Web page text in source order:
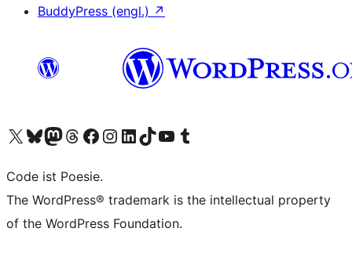
BuddyPress (engl.) ↗
Das X-Konto (früher Twitter) von WordPress.org besuchen
Das Bluesky-Konto von WordPress.org besuchen
Das Mastodon-Konto von WordPress.org besuchen
Das Threads-Konto von WordPress.org besuchen
Die Facebook-Seite von WordPress.org besuchen
Das Instagram-Konto von WordPress.org besuchen
Das LinkedIn-Konto von WordPress.org besuchen
Das TikTok-Konto von WordPress.org besuchen
Den YouTube-Kanal von WordPress.org besuchen
Das Tumblr-Konto von WordPress.org besuchen
Code ist Poesie.
The WordPress® trademark is the intellectual property
of the WordPress Foundation.